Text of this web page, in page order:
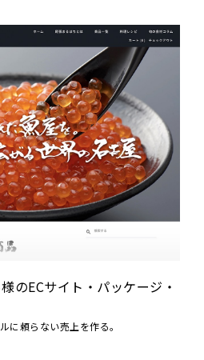
のECサイト・パッケージ・
に頼らない売上を作る。